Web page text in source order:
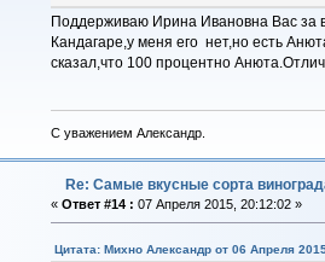
Поддерживаю Ирина Ивановна Вас за
Кандагаре,у меня его нет,но есть
сказал,что 100 процентно
С уважением Александр.
Re: Самые вкусные сорта
« Ответ #14 : 07 Апреля 2015, 20:12:02 »
Цитата: Михно Александр от 06 Апреля